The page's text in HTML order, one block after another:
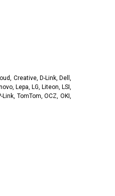
Creative, D-Link, Dell,
Lepa, LG, Liteon, LSI,
TomTom, OCZ, OKI,